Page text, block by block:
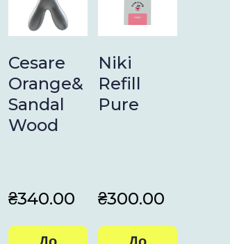
Cesare
Orange&
Sandal
Wood
₴340.00
Niki
Refill
Pure
₴300.00